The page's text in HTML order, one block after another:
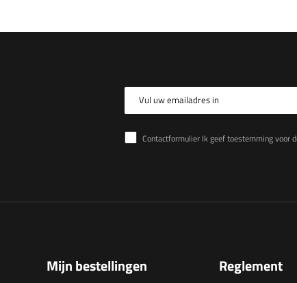
Vul uw emailadres in
Contactformulier Ik geef toestemming voor de verwerking van mijn
Mijn bestellingen Reglement